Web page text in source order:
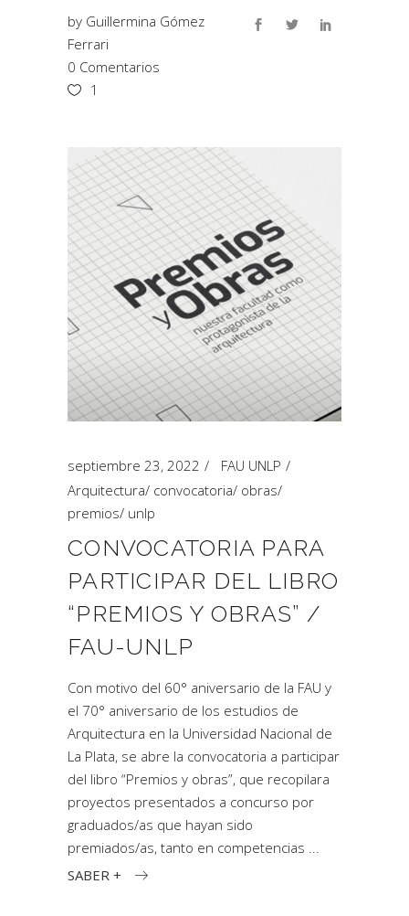
by Guillermina Gómez
Ferrari
0 Comentarios
1
septiembre 23, 2022
FAU UNLP
Arquitectura/ convocatoria/ obras/
premios/ unlp
CONVOCATORIA PARA
PARTICIPAR DEL LIBRO
“PREMIOS Y OBRAS” /
FAU-UNLP
Con motivo del 60° aniversario de la FAU y
el 70° aniversario de los estudios de
Arquitectura en la Universidad Nacional de
La Plata, se abre la convocatoria a participar
del libro “Premios y obras”, que recopilara
proyectos presentados a concurso por
graduados/as que hayan sido
premiados/as, tanto en competencias
SABER +